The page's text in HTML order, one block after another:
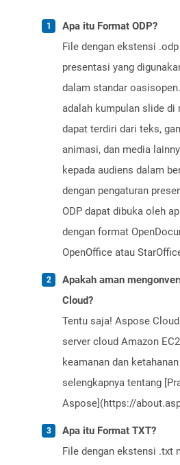
Apa itu Format ODP?
File dengan ekstensi
presentasi yang
dalam standar
adalah kumpulan slide di
dapat terdiri dari teks,
animasi, dan media
kepada audiens dalam
dengan pengaturan
ODP dapat dibuka oleh
dengan format
OpenOffice atau
Apakah aman
Cloud?
Tentu saja! Aspose
server cloud Amazon
keamanan dan
selengkapnya tentang
Aspose](https://
Apa itu Format TXT?
File dengan ekstensi .txt